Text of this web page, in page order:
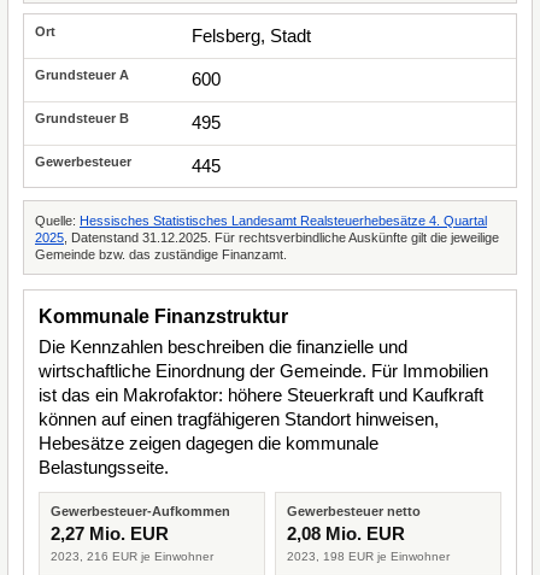
Felsberg, Stadt
600
495
445
Quelle: Hessisches Statistisches Landesamt Realsteuerhebesätze 4. Quartal
2025 , Datenstand 31.12.2025. Für rechtsverbindliche Auskünfte gilt die jeweilige
Gemeinde bzw. das zuständige Finanzamt.
Kommunale Finanzstruktur
Die Kennzahlen beschreiben die finanzielle und
wirtschaftliche Einordnung der Gemeinde. Für Immobilien
ist das ein Makrofaktor: höhere Steuerkraft und Kaufkraft
können auf einen tragfähigeren Standort hinweisen,
Hebesätze zeigen dagegen die kommunale
Belastungsseite.
Gewerbesteuer-Aufkommen
2,27 Mio. EUR
2023, 216 EUR je Einwohner
Gewerbesteuer netto
2,08 Mio. EUR
2023, 198 EUR je Einwohner